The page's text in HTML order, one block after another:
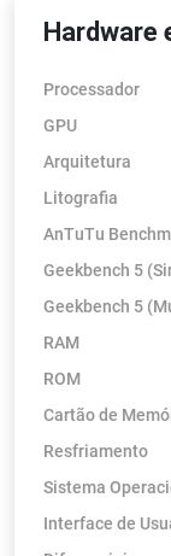
Hardware
Processador
GPU
Arquitetura
Litografia
AnTuTu
Geekbench 5
Geekbench 5
RAM
ROM
Cartão de
Resfriamento
Sistema
Interface de